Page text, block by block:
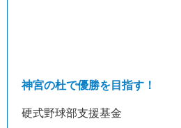
神宮の杜で優勝を目指す！
硬式野球部支援基金